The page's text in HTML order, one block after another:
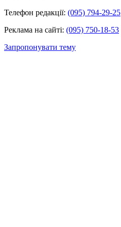
Телефон редакції: (095) 794-29-25
Реклама на сайті: (095) 750-18-53
Запропонувати тему